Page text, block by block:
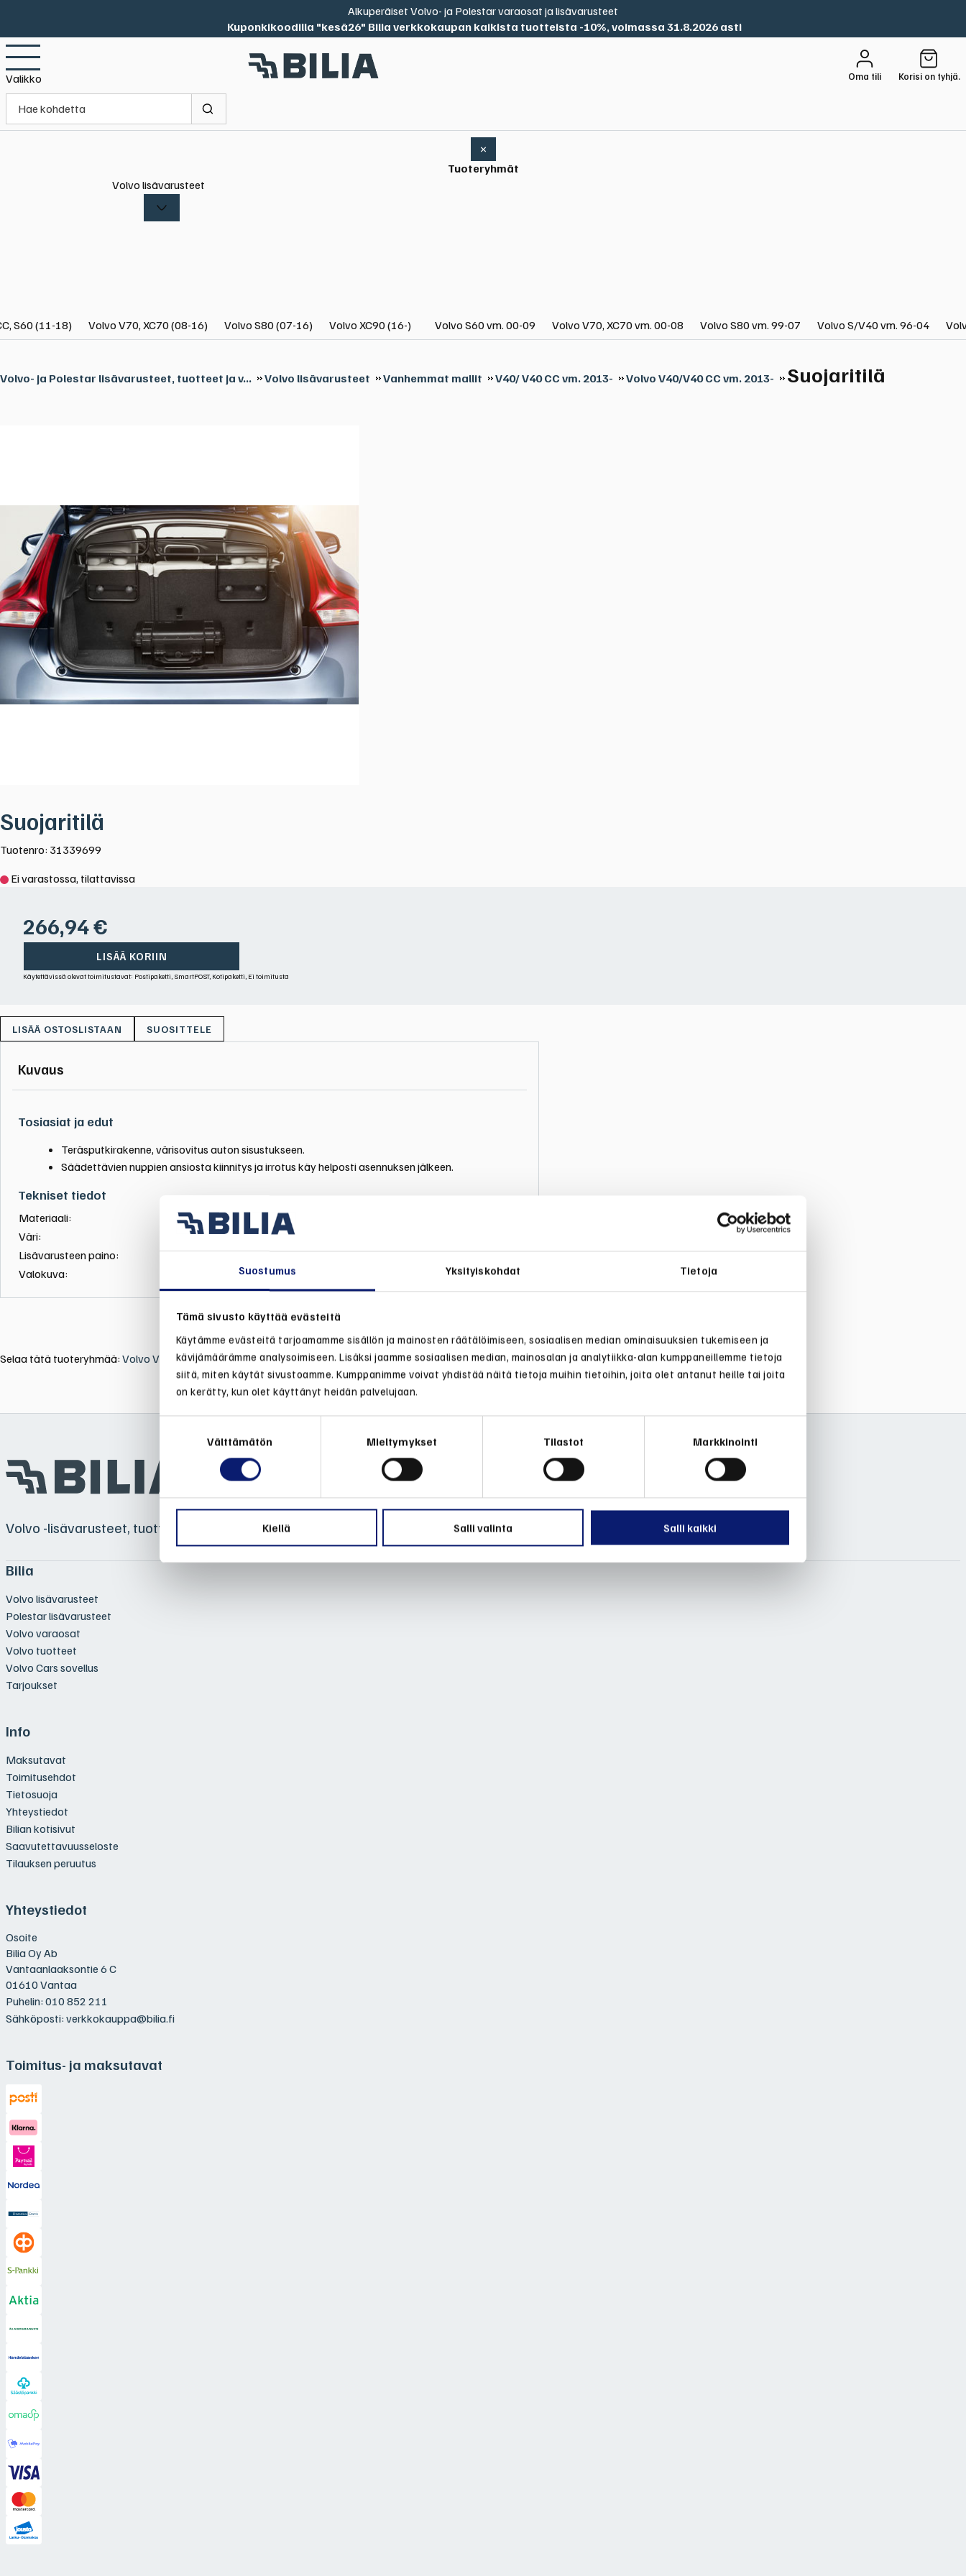
Suostumus Yksityiskohdat Tietoja
Tämä sivusto käyttää evästeitä
Käytämme evästeitä tarjoamamme sisällön ja mainosten räätälöimiseen, sosiaalisen median ominaisuuksien tukemiseen ja
kävijämäärämme analysoimiseen. Lisäksi jaamme sosiaalisen median, mainosalan ja analytiikka-alan kumppaneillemme tietoja
siitä, miten käytät sivustoamme. Kumppanimme voivat yhdistää näitä tietoja muihin tietoihin, joita olet antanut heille tai joita
on kerätty, kun olet käyttänyt heidän palvelujaan.
Välttämätön Mieltymykset Tilastot Markkinointi
Kiellä Salli valinta Salli kaikki
Alkuperäiset Volvo- ja Polestar varaosat ja lisävarusteet
Kuponkikoodilla "kesä26" Bilia verkkokaupan kaikista tuotteista -10%, voimassa 31.8.2026 asti
Valikko Oma tili Korisi on tyhjä.
×
Tuoteryhmät
Volvo lisävarusteet
S60 (11-18) Volvo V70, XC70 (08-16) Volvo S80 (07-16) Volvo XC90 (16-) Volvo S60 vm. 00-09 Volvo V70, XC70 vm. 00-08 Volvo S80 vm. 99-07 Volvo S/V40 vm. 96-04
Volvo- ja Polestar lisävarusteet, tuotteet ja v... Volvo lisävarusteet Vanhemmat mallit V40/ V40 CC vm. 2013- Volvo V40/V40 CC vm. 2013- Suojaritilä
Suojaritilä
Tuotenro: 31339699
Ei varastossa, tilattavissa
266,94€
LISÄÄ KORIIN
Käytettävissä olevat toimitustavat: Postipaketti, SmartPOST, Kotipaketti, Ei toimitusta
SUOSITTELE
Kuvaus
Tosiasiat ja edut
Teräsputkirakenne, värisovitus auton sisustukseen.
Säädettävien nuppien ansiosta kiinnitys ja irrotus käy helposti asennuksen jälkeen.
Tekniset tiedot
Otsikko
1
Materiaali:
Teräsputket
Väri:
Charcoal
Lisävarusteen paino:
2,3 kg
Valokuva:
VCC_26145
Selaa tätä tuoteryhmää: Volvo V40/V40 CC vm. 2013-
Volvo -lisävarusteet, tuotteet ja varaosat Biliasta
Bilia
Volvo lisävarusteet
Polestar lisävarusteet
Volvo varaosat
Volvo tuotteet
Volvo Cars sovellus
Tarjoukset
Info
Maksutavat
Toimitusehdot
Tietosuoja
Yhteystiedot
Bilian kotisivut
Saavutettavuusseloste
Tilauksen peruutus
Yhteystiedot
Osoite
Bilia Oy Ab
Vantaanlaaksontie 6 C
01610 Vantaa
Puhelin: 010 852 211
Sähköposti: verkkokauppa@bilia.fi
Toimitus- ja maksutavat